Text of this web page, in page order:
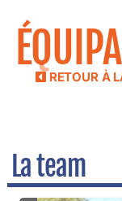
RETOUR À
La team